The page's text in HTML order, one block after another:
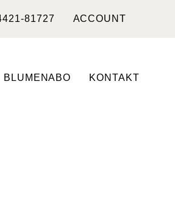
81727 ACCOUNT
BLUMENABO KONTAKT